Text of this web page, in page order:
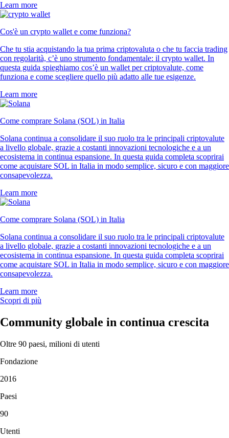
Learn more
Cos'è un crypto wallet e come funziona?
Che tu stia acquistando la tua prima criptovaluta o che tu faccia trading
con regolarità, c’è uno strumento fondamentale: il crypto wallet. In
questa guida spieghiamo cos’è un wallet per criptovalute, come
funziona e come scegliere quello più adatto alle tue esigenze.
Learn more
Come comprare Solana (SOL) in Italia
Solana continua a consolidare il suo ruolo tra le principali criptovalute
a livello globale, grazie a costanti innovazioni tecnologiche e a un
ecosistema in continua espansione. In questa guida completa scoprirai
come acquistare SOL in Italia in modo semplice, sicuro e con maggiore
consapevolezza.
Learn more
Come comprare Solana (SOL) in Italia
Solana continua a consolidare il suo ruolo tra le principali criptovalute
a livello globale, grazie a costanti innovazioni tecnologiche e a un
ecosistema in continua espansione. In questa guida completa scoprirai
come acquistare SOL in Italia in modo semplice, sicuro e con maggiore
consapevolezza.
Learn more
Scopri di più
Community globale in continua crescita
Oltre 90 paesi, milioni di utenti
Fondazione
2016
Paesi
90
Utenti